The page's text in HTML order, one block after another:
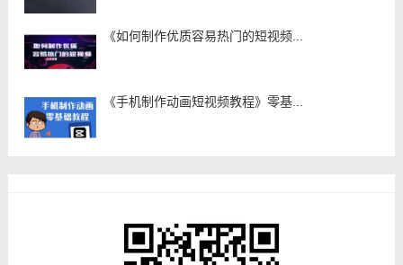
《如何制作优质容易热门的短视频...
《手机制作动画短视频教程》零基...